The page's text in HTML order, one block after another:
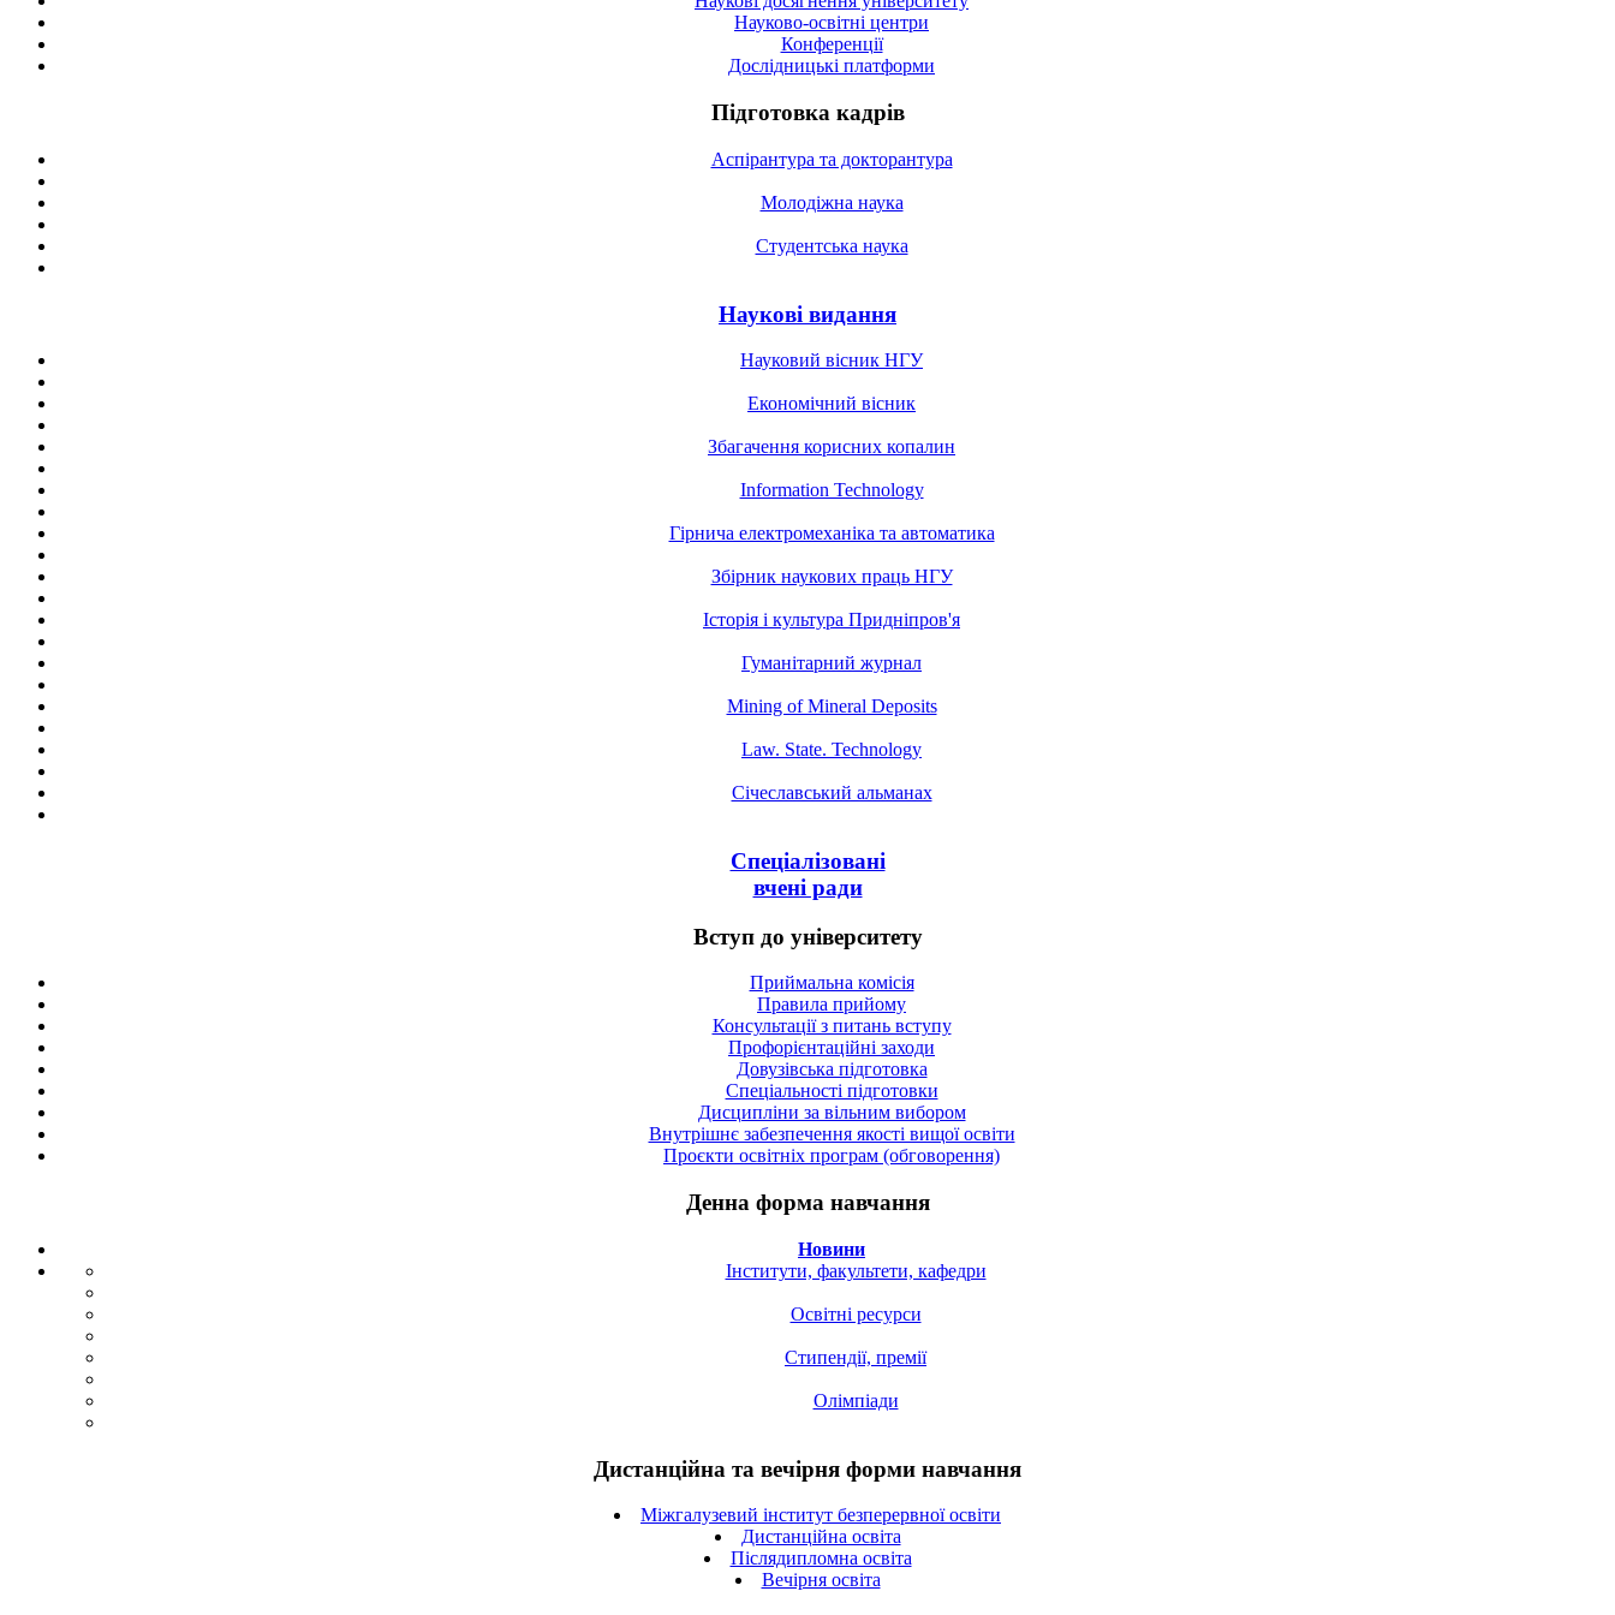
Науково-освітні центри
Конференції
Дослідницькі платформи
Підготовка кадрів
Аспірантура та докторантура
Молодіжна наука
Студентська наука
Наукові видання
Науковий вісник НГУ
Економічний вісник
Збагачення корисних копалин
Information Technology
Гірнича електромеханіка та автоматика
Збірник наукових праць НГУ
Історія і культура Придніпров'я
Гуманітарний журнал
Mining of Mineral Deposits
Law. State. Technology
Січеславський альманах
Спеціалізовані
вчені ради
Вступ до університету
Приймальна комісія
Правила прийому
Консультації з питань вступу
Профорієнтаційні заходи
Довузівська підготовка
Спецiальностi підготовки
Дисципліни за вільним вибором
Внутрішнє забезпечення якості вищої освіти
Проєкти освітніх програм (обговорення)
Денна форма навчання
Новини
Інститути, факультети, кафедри
Освітні ресурси
Стипендії, премії
Олімпіади
Дистанційна та вечірня форми навчання
Міжгалузевий інститут безперервної освіти
Дистанційна освіта
Післядипломна освіта
Вечірня освіта